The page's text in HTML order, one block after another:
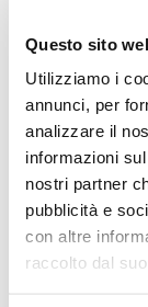
Questo sito
Utilizziamo i
annunci, per
analizzare il
informazioni
nostri partner
pubblicità e
con altre
raccolto dal
Nur